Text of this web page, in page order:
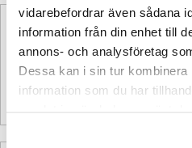
vidarebefordrar även sådana
information från din enhet till
annons- och analysföretag
Dessa kan i sin tur kombinera
information som du har
Inte registrerad
Skapa ett konto